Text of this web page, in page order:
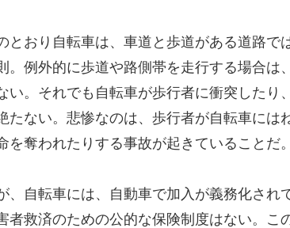
おり自転車は、車道と歩道がある道路で
。例外的に歩道や路側帯を走行する場合は
い。それでも自転車が歩行者に衝突したり
たない。悲惨なのは、歩行者が自転車には
を奪われたりする事故が起きていることだ。
自転車には、自動車で加入が義務化され
者救済のための公的な保険制度はない。こ